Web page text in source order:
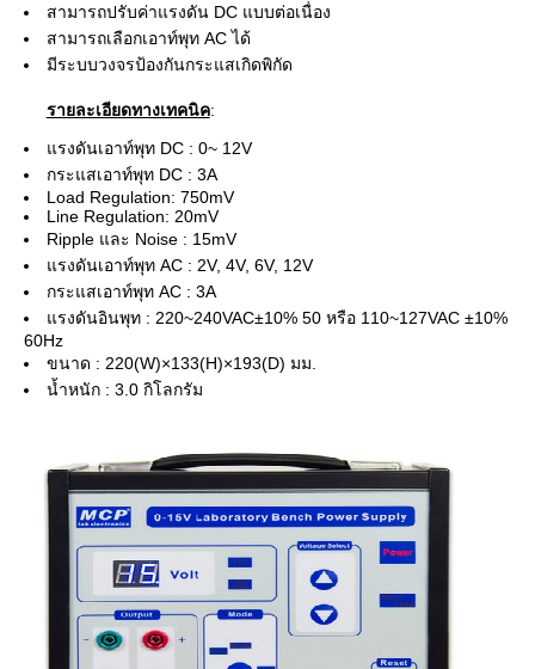
สามารถปรับค่าแรงดัน DC แบบต่อเนื่อง
สามารถเลือกเอาท์พุท AC ได้
มีระบบวงจรป้องกันกระแสเกิดพิกัด
รายละเอียดทางเทคนิค:
แรงดันเอาท์พุท DC : 0~ 12V
กระแสเอาท์พุท DC : 3A
Load Regulation: 750mV
Line Regulation: 20mV
Ripple และ Noise : 15mV
แรงดันเอาท์พุท AC : 2V, 4V, 6V, 12V
กระแสเอาท์พุท AC : 3A
แรงดันอินพุท : 220~240VAC±10% 50 หรือ 110~127VAC ±10%
60Hz
ขนาด : 220(W)×133(H)×193(D) มม.
น้ำหนัก : 3.0 กิโลกรัม